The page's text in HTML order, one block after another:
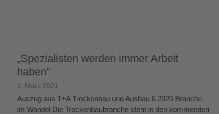
„Spezialisten werden immer Arbeit
haben”
1. März 2021
Auszug aus T+A Trockenbau und Ausbau 6.2020 Branche
im Wandel Die Trockenbaubranche steht in den kommenden